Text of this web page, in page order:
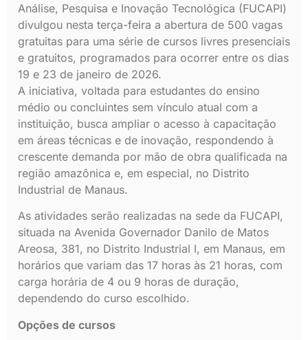
Análise, Pesquisa e Inovação Tecnológica (FUCAPI)
divulgou nesta terça-feira a abertura de 500 vagas
gratuitas para uma série de cursos livres presenciais
e gratuitos, programados para ocorrer entre os dias
19 e 23 de janeiro de 2026.
A iniciativa, voltada para estudantes do ensino
médio ou concluintes sem vínculo atual com a
instituição, busca ampliar o acesso à capacitação
em áreas técnicas e de inovação, respondendo à
crescente demanda por mão de obra qualificada na
região amazônica e, em especial, no Distrito
Industrial de Manaus.
As atividades serão realizadas na sede da FUCAPI,
situada na Avenida Governador Danilo de Matos
Areosa, 381, no Distrito Industrial I, em Manaus, em
horários que variam das 17 horas às 21 horas, com
carga horária de 4 ou 9 horas de duração,
dependendo do curso escolhido.
Opções de cursos